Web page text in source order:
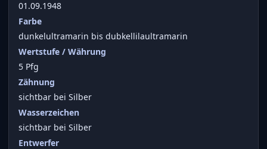
01.09.1948
Farbe
dunkelultramarin bis dubkellilaultramarin
Wertstufe / Währung
5 Pfg
Zähnung
sichtbar bei Silber
Wasserzeichen
sichtbar bei Silber
Entwerfer